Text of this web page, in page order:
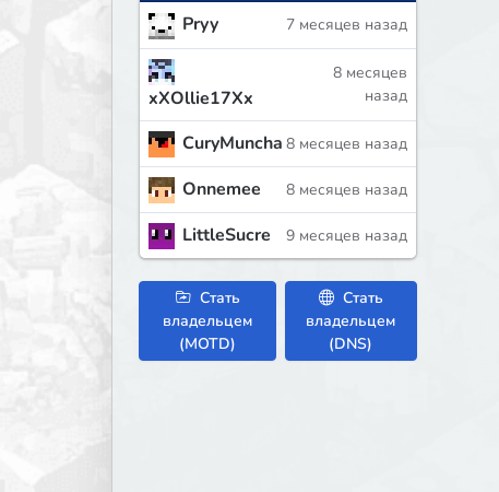
Pryy 7 месяцев назад
xXOllie17Xx
8 месяцев
назад
CuryMuncha 8 месяцев назад
Onnemee 8 месяцев назад
LittleSucre 9 месяцев назад
Стать
владельцем
(MOTD)
Стать
владельцем
(DNS)